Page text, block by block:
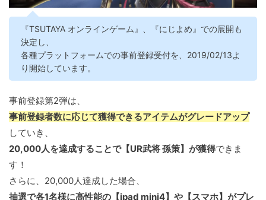
『TSUTAYA オンラインゲーム』、『にじよめ』での展開も
決定し、
各種プラットフォームでの事前登録受付を、2019/02/13よ
り開始しています。
事前登録第2弾は、
事前登録者数に応じて獲得できるアイテムがグレードアップ
していき、
20,000人を達成することで【UR武将 孫策】が獲得できま
す！
さらに、20,000人達成した場合、
抽選で各1名様に高性能の【ipad mini4】や【スマホ】がプレ